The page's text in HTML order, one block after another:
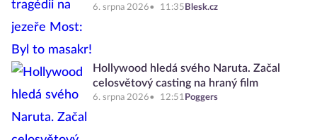
6. srpna 2026 11:35 Blesk.cz
Hollywood hledá svého Naruta. Začal
celosvětový casting na hraný film
6. srpna 2026 12:51 Poggers